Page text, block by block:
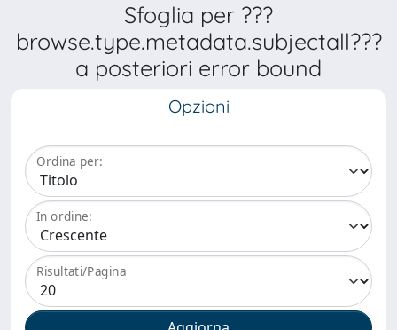
Sfoglia per ???
browse.type.metadata.subjectall???
a posteriori error bound
Opzioni
Ordina per:
In ordine:
Risultati/Pagina